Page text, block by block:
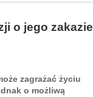
o jego zakazie
zagrażać życiu
o możliwą